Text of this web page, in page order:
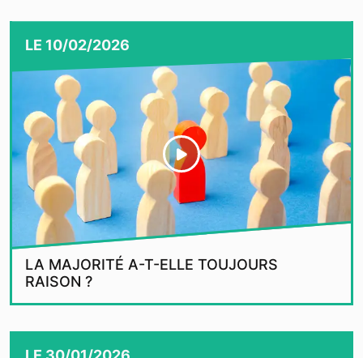
LE 10/02/2026
LA MAJORITÉ A-T-ELLE TOUJOURS
RAISON ?